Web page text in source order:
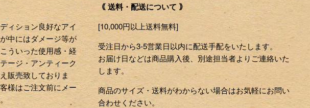
ィション良好なアイ
中にはダメージ等が
ういった使用感・経
ージ・アンティーク
販売致しておりま
様はご注文前にメー
｟ 送料・配送について ｠
[10,000円以上送料無料]
受注日から3-5営業日以内に配送手配をいたします。
お届け日などは商品購入後、別途担当者よりご連絡いた
します。
商品のサイズ・送料がわからない場合はお気軽にお問い
合わせください。